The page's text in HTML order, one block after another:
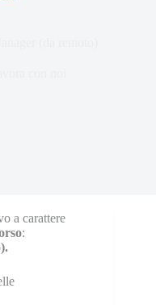
a carattere
: